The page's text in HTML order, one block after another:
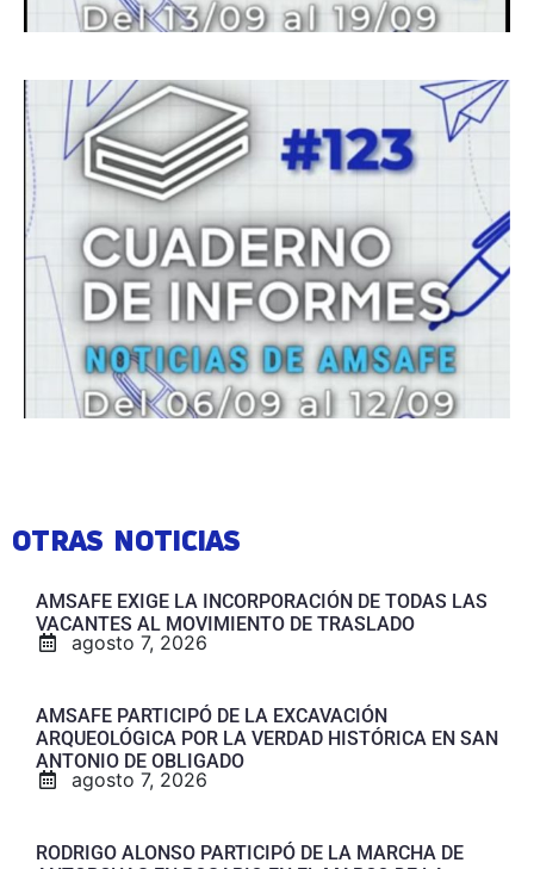
OTRAS NOTICIAS
AMSAFE EXIGE LA INCORPORACIÓN DE TODAS LAS
VACANTES AL MOVIMIENTO DE TRASLADO
agosto 7, 2026
AMSAFE PARTICIPÓ DE LA EXCAVACIÓN
ARQUEOLÓGICA POR LA VERDAD HISTÓRICA EN SAN
ANTONIO DE OBLIGADO
agosto 7, 2026
RODRIGO ALONSO PARTICIPÓ DE LA MARCHA DE